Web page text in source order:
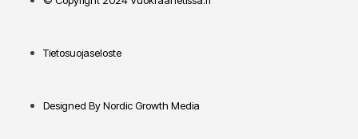
Tietosuojaseloste
Designed By Nordic Growth Media